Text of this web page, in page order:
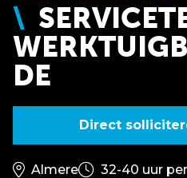
DE
Direct
Almere
32-40 uur